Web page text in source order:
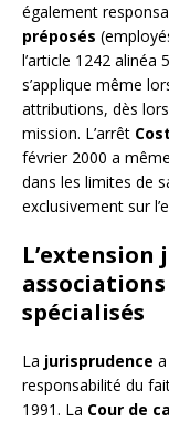
également
préposés
l’article 1242 alinéa
s’applique même
attributions, dès lors
mission. L’arrêt
février 2000 a
dans les limites de
exclusivement sur
spécialisés
La jurisprudence
responsabilité du
1991. La Cour de